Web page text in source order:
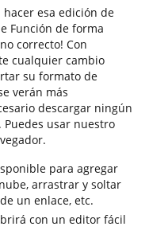
esa edición de
Función de forma
correcto! Con
cualquier cambio
su formato de
verán más
descargar ningún
usar nuestro
para agregar
arrastrar y soltar
un enlace, etc.
con un editor fácil